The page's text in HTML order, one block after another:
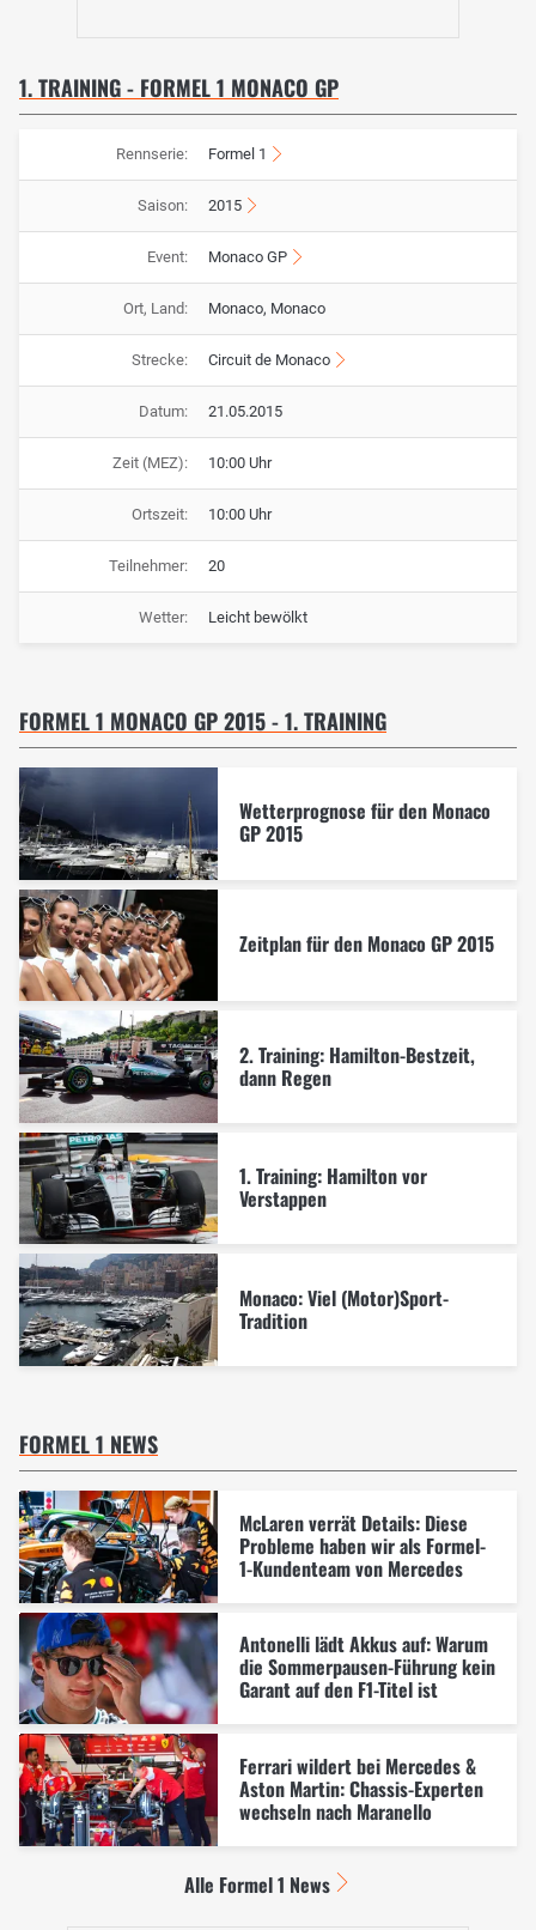
1. TRAINING - FORMEL 1 MONACO GP
Rennserie: Formel 1
Saison: 2015
Event: Monaco GP
Ort, Land: Monaco, Monaco
Strecke: Circuit de Monaco
Datum: 21.05.2015
Zeit (MEZ): 10:00 Uhr
Ortszeit: 10:00 Uhr
Teilnehmer: 20
Wetter: Leicht bewölkt
FORMEL 1 MONACO GP 2015 - 1. TRAINING
Wetterprognose für den Monaco
GP 2015
Zeitplan für den Monaco GP 2015
2. Training: Hamilton-Bestzeit,
dann Regen
1. Training: Hamilton vor
Verstappen
Monaco: Viel (Motor)Sport-
Tradition
FORMEL 1 NEWS
McLaren verrät Details: Diese
Probleme haben wir als Formel-
1-Kundenteam von Mercedes
Antonelli lädt Akkus auf: Warum
die Sommerpausen-Führung kein
Garant auf den F1-Titel ist
Ferrari wildert bei Mercedes &
Aston Martin: Chassis-Experten
wechseln nach Maranello
Alle Formel 1 News